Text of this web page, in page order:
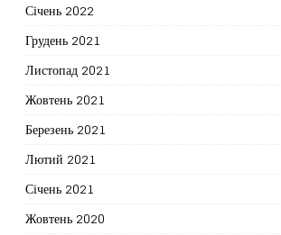
Січень 2022
Грудень 2021
Листопад 2021
Жовтень 2021
Березень 2021
Лютий 2021
Січень 2021
Жовтень 2020